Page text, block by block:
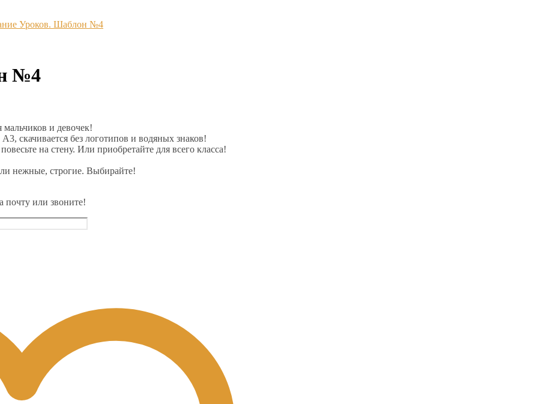
Уроков. Шаблон №4
№4
и девочек!
скачивается без логотипов и водяных знаков!
на стену. Или приобретайте для всего класса!
нежные, строгие. Выбирайте!
почту или звоните!